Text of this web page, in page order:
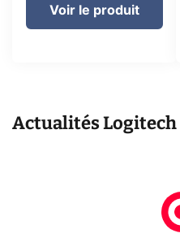
Voir le produit
ActualitésLogitech